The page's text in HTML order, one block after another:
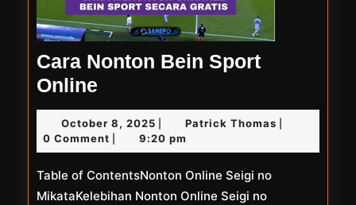
Cara Nonton Bein Sport
Online
Nonton
Bein
Sport
Online
October 8, 2025 October
8,
2025
Patrick ThomasPatrick
0 Comment 9:20 pm
Table of ContentsNonton Online Seigi no
MikataKelebihan Nonton Online Seigi no